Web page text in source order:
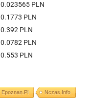
0.023565 PLN
0.1773 PLN
0.392 PLN
0.0782 PLN
0.553 PLN
Epoznan.pl Nczas.info